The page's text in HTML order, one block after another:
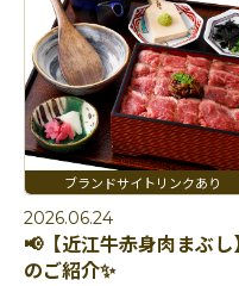
2026.06.24
📢【近江牛赤身肉まぶし】
のご紹介✨